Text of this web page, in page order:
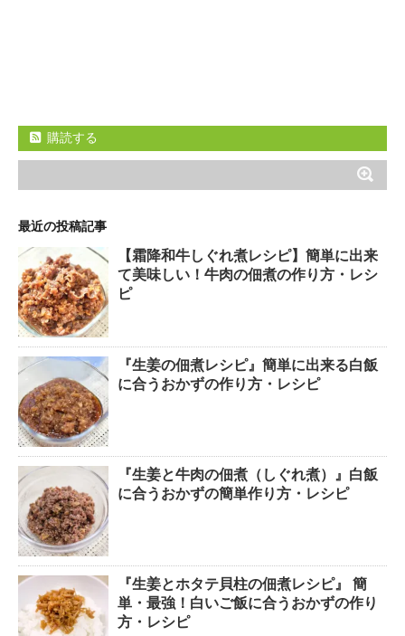
購読する
最近の投稿記事
【霜降和牛しぐれ煮レシピ】簡単に出来
て美味しい！牛肉の佃煮の作り方・レシ
ピ
『生姜の佃煮レシピ』簡単に出来る白飯
に合うおかずの作り方・レシピ
『生姜と牛肉の佃煮（しぐれ煮）』白飯
に合うおかずの簡単作り方・レシピ
『生姜とホタテ貝柱の佃煮レシピ』 簡
単・最強！白いご飯に合うおかずの作り
方・レシピ